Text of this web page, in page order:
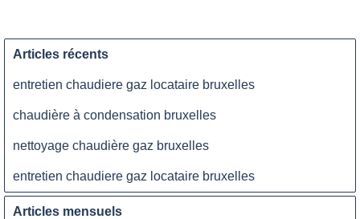
Articles récents
entretien chaudiere gaz locataire bruxelles
chaudière à condensation bruxelles
nettoyage chaudière gaz bruxelles
entretien chaudiere gaz locataire bruxelles
Articles mensuels